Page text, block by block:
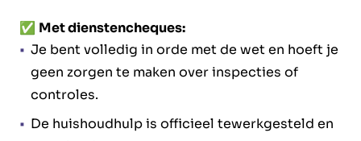
✅ Met dienstencheques:
Je bent volledig in orde met de wet en hoeft je
geen zorgen te maken over inspecties of
controles.
De huishoudhulp is officieel tewerkgesteld en